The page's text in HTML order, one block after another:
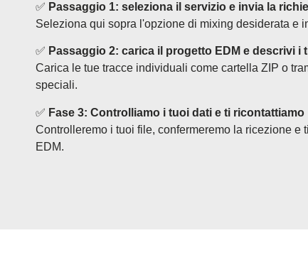
✅ Passaggio 1: seleziona il servizio e invia la
Seleziona qui sopra l'opzione di mixing desiderata e
✅ Passaggio 2: carica il progetto EDM e descrivi i
Carica le tue tracce individuali come cartella ZIP o
speciali.
✅ Fase 3: Controlliamo i tuoi dati e ti ricontattiamo
Controlleremo i tuoi file, confermeremo la ricezione
EDM.